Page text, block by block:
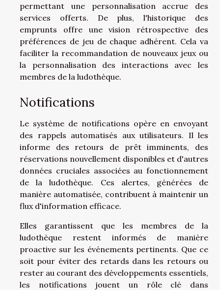
permettant une personnalisation accrue des
services offerts. De plus, l'historique des
emprunts offre une vision rétrospective des
préférences de jeu de chaque adhérent. Cela va
faciliter la recommandation de nouveaux jeux ou
la personnalisation des interactions avec les
membres de la ludothèque.
Notifications
Le système de notifications opère en envoyant
des rappels automatisés aux utilisateurs. Il les
informe des retours de prêt imminents, des
réservations nouvellement disponibles et d'autres
données cruciales associées au fonctionnement
de la ludothèque. Ces alertes, générées de
manière automatisée, contribuent à maintenir un
flux d'information efficace.
Elles garantissent que les membres de la
ludothèque restent informés de manière
proactive sur les événements pertinents. Que ce
soit pour éviter des retards dans les retours ou
rester au courant des développements essentiels,
les notifications jouent un rôle clé dans